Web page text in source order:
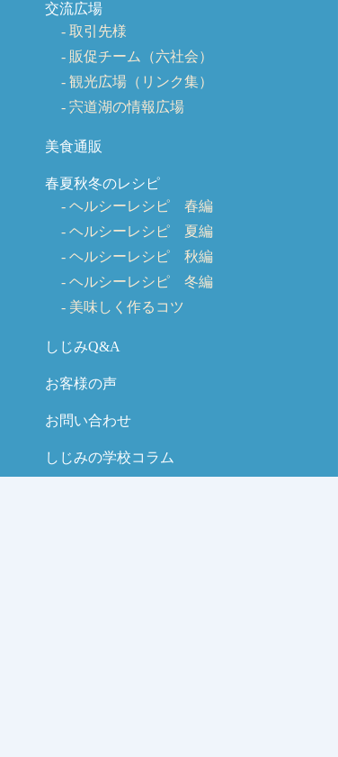
交流広場
取引先様
販促チーム（六社会）
観光広場（リンク集）
宍道湖の情報広場
美食通販
春夏秋冬のレシピ
ヘルシーレシピ 春編
ヘルシーレシピ 夏編
ヘルシーレシピ 秋編
ヘルシーレシピ 冬編
美味しく作るコツ
しじみQ&A
お客様の声
お問い合わせ
しじみの学校コラム